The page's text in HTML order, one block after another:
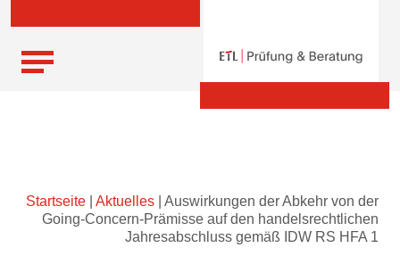
content
Startseite Aktuelles
Auswirkungen der Abkehr von der
Going-Concern-Prämisse auf den handelsrechtlichen
Jahresabschluss gemäß IDW RS HFA 1